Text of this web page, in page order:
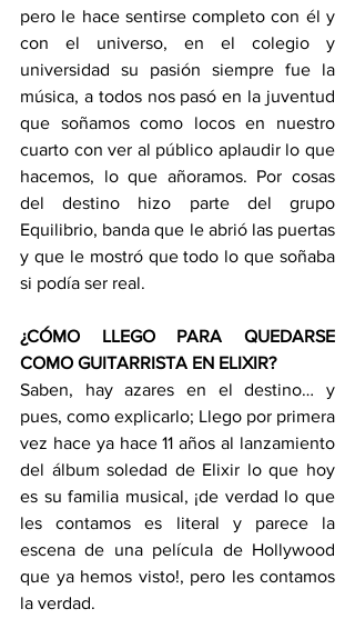
pero le hace sentirse completo con él y
con el universo, en el colegio y
universidad su pasión siempre fue la
música, a todos nos pasó en la juventud
que soñamos como locos en nuestro
cuarto con ver al público aplaudir lo que
hacemos, lo que añoramos. Por cosas
del destino hizo parte del grupo
Equilibrio, banda que le abrió las puertas
y que le mostró que todo lo que soñaba
si podía ser real.
¿CÓMO LLEGO PARA QUEDARSE
COMO GUITARRISTA EN ELIXIR?
Saben, hay azares en el destino… y
pues, como explicarlo; Llego por primera
vez hace ya hace 11 años al lanzamiento
del álbum soledad de Elixir lo que hoy
es su familia musical, ¡de verdad lo que
les contamos es literal y parece la
escena de una película de Hollywood
que ya hemos visto!, pero les contamos
la verdad.